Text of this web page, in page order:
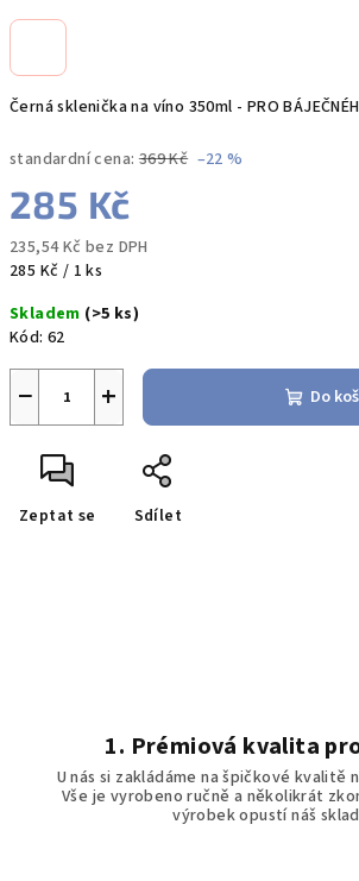
Černá sklenička na víno 350ml - PRO
standardní cena: 369 Kč –22 %
285 Kč
235,54 Kč bez DPH
Měrná
285 Kč / 1 ks
Skladem (>5 ks)
Kód: 62
+
− Do
Zeptat se Sdílet
1. Prémiová kvalita
U nás si zakládáme na špičkové kvalitě
Vše je vyrobeno ručně a několikrát
výrobek opustí náš sklad